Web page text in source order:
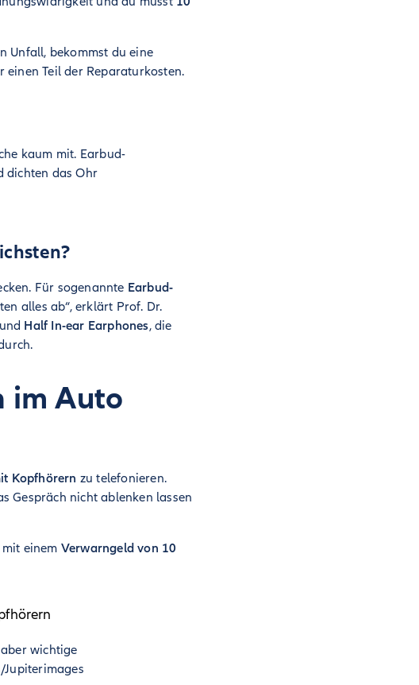
Unfall, bekommst du eine
Teil der Reparaturkosten.
kaum mit. Earbud-
dichten das Ohr
Für sogenannte Earbud-
alles ab“, erklärt Prof. Dr.
Half In-ear Earphones, die
im Auto
Kopfhörern zu telefonieren.
Gespräch nicht ablenken lassen
einem Verwarngeld von 10
wichtige